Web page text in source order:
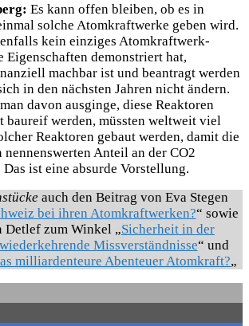
Es kann offen bleiben, ob es in
solche Atomkraftwerke geben wird.
kein einziges Atomkraftwerk-
Eigenschaften demonstriert hat,
machbar ist und beantragt werden
in den nächsten Jahren nicht ändern.
davon ausginge, diese Reaktoren
baureif werden, müssten weltweit viel
Reaktoren gebaut werden, damit die
Anteil an der CO2
ist eine absurde Vorstellung.
auch den Beitrag von Eva Stegen
bei ihren Atomkraftwerken?“ sowie
Detlef zum Winkel „Sicherheit in der
Missverständnisse“ und
milliardenteure Abenteuer Atomkraft?„